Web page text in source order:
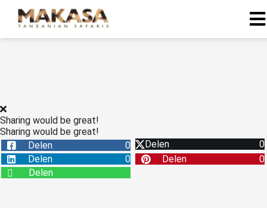
Sharing would be great!
Sharing would be great!
Delen
0 Delen
0
Delen
0 Delen
0
Delen